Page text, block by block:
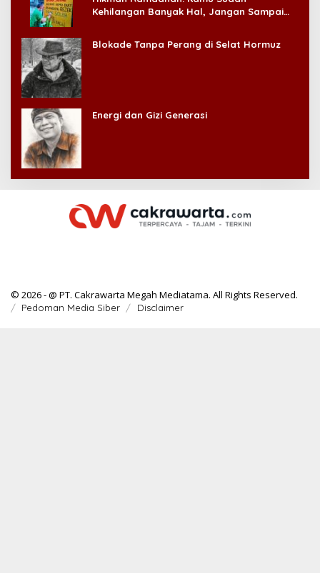
Kehilangan Banyak Hal, Jangan Sampai
Blokade Tanpa Perang di Selat Hormuz
Energi dan Gizi Generasi
© 2026 - @ PT. Cakrawarta Megah Mediatama. All Rights Reserved.
Pedoman Media Siber Disclaimer